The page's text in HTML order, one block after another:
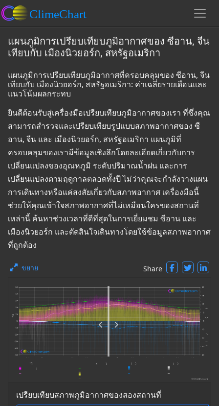
แผนภูมิการเปรียบเทียบภูมิอากาศของ ซีอาน, จีน
เทียบกับ เมืองนิวยอร์ก, สหรัฐอเมริกา
แผนภูมิการเปรียบเทียบภูมิอากาศที่ครอบคลุมของ ซีอาน, จีน
เทียบกับ เมืองนิวยอร์ก, สหรัฐอเมริกา: ค่าเฉลี่ยรายเดือนและ
แนวโน้มผลกระทบ
ยินดีต้อนรับสู่เครื่องมือเปรียบเทียบภูมิอากาศของเรา ที่ซึ่งคุณ
สามารถสำรวจและเปรียบเทียบรูปแบบสภาพอากาศของ ซี
อาน, จีน และ เมืองนิวยอร์ก, สหรัฐอเมริกา แผนภูมิที่
ครอบคลุมของเรามีข้อมูลเชิงลึกโดยละเอียดเกี่ยวกับการ
เปลี่ยนแปลงของอุณหภูมิ ระดับปริมาณน้ำฝน และการ
เปลี่ยนแปลงตามฤดูกาลตลอดทั้งปี ไม่ว่าคุณจะกำลังวางแผน
การเดินทางหรือแค่สงสัยเกี่ยวกับสภาพอากาศ เครื่องมือนี้
ช่วยให้คุณเข้าใจสภาพอากาศที่ไม่เหมือนใครของสถานที่
เหล่านี้ ค้นหาช่วงเวลาที่ดีที่สุดในการเยี่ยมชม ซีอาน และ
เมืองนิวยอร์ก และตัดสินใจเดินทางโดยใช้ข้อมูลสภาพอากาศ
ที่ถูกต้อง
ขยาย Share
เปรียบเทียบสภาพภูมิอากาศของสองสถานที่